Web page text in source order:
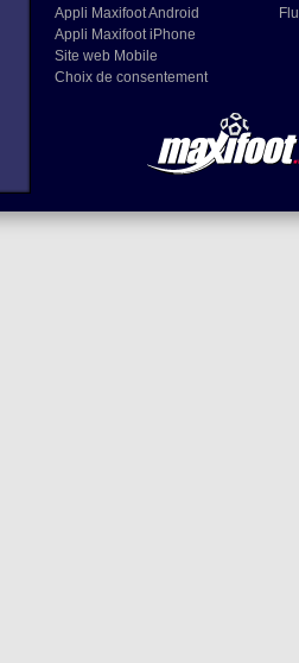
Appli Maxifoot Android
Appli Maxifoot iPhone
Site web Mobile
Choix de consentement